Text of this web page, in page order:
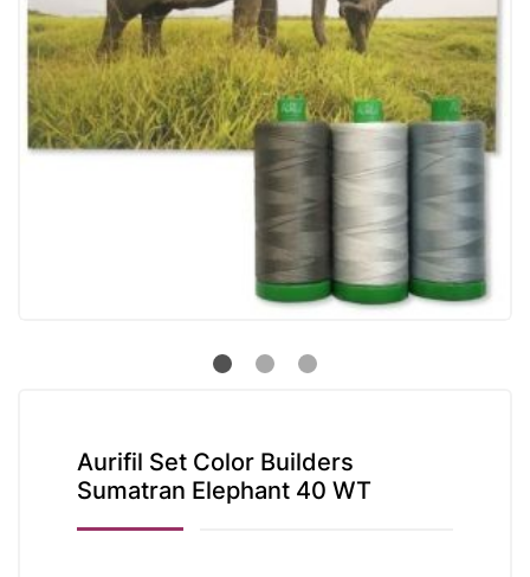
Aurifil Set Color Builders
Sumatran Elephant 40 WT